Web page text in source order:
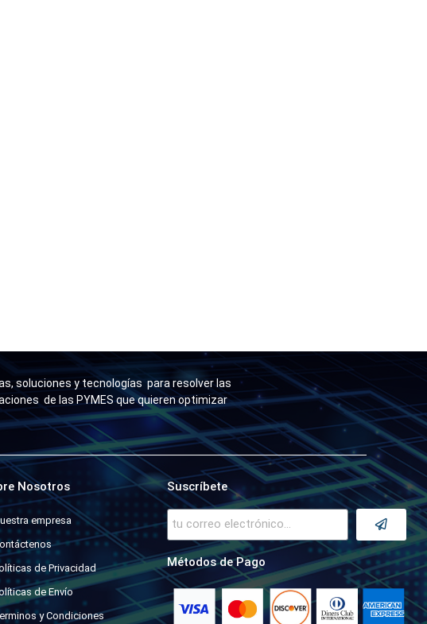
soluciones y tecnologías para resolver las
de las PYMES que quieren optimizar
Nosotros
empresa
de Privacidad
de Envío
y Condiciones
Suscríbete
Métodos de Pago